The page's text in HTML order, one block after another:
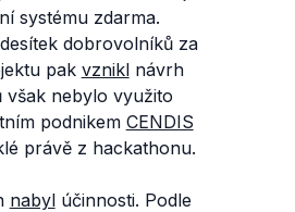
systému zdarma.
dobrovolníků za
pak vzniklnávrh
však nebylo využito
podnikem CENDIS
právě z hackathonu.
nabylúčinnosti. Podle